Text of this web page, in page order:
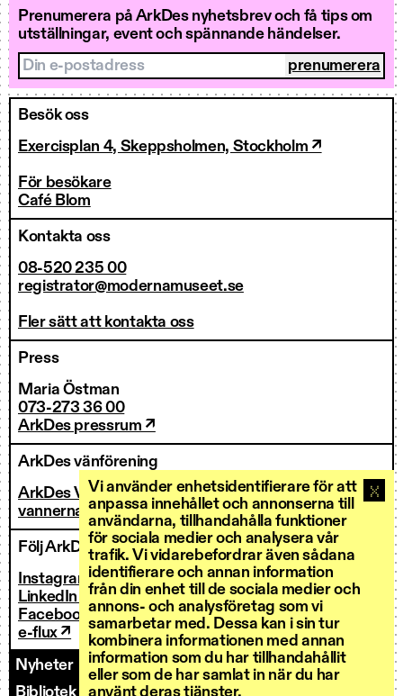
Vi använder enhetsidentifierare för att
anpassa innehållet och annonserna till
användarna, tillhandahålla funktioner
för sociala medier och analysera vår
trafik. Vi vidarebefordrar även sådana
identifierare och annan information
från din enhet till de sociala medier och
annons- och analysföretag som vi
samarbetar med. Dessa kan i sin tur
kombinera informationen med annan
information som du har tillhandahållit
eller som de har samlat in när du har
använt deras tjänster.
Prenumerera på ArkDes nyhetsbrev och få tips om
utställningar, event och spännande händelser.
Din e-postadress
Besök oss
Exercisplan 4, Skeppsholmen, Stockholm ↗
För besökare
Café Blom
Kontakta oss
08-520 235 00
registrator@modernamuseet.se
Fler sätt att kontakta oss
Press
Maria Östman
073-273 36 00
ArkDes pressrum ↗
ArkDes vänförening
ArkDes Vänner
vannerna@arkdes.se
Följ ArkDes
Instagram ↗
LinkedIn ↗
Facebook ↗
e-flux ↗
Nyheter
Kontakt Personal
Fakturering
Bibliotek och forskarservice
Utlysningar